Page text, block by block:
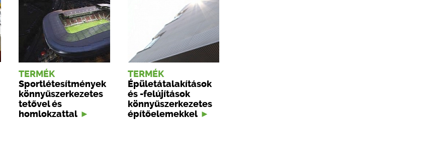
TERMÉK
Sportlétesítmények
könnyűszerkezetes
tetővel és
homlokzattal
TERMÉK
Épületátalakítások
és -felújítások
könnyűszerkezetes
építőelemekkel